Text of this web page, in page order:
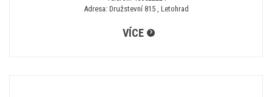
Adresa: Družstevní 815 , Letohrad
VÍCE